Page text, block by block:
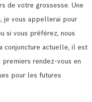
de votre grossesse. Une
je vous appellerai pour
si vous préférez, nous
conjoncture actuelle, il est
rendez-vous en
pour les futures